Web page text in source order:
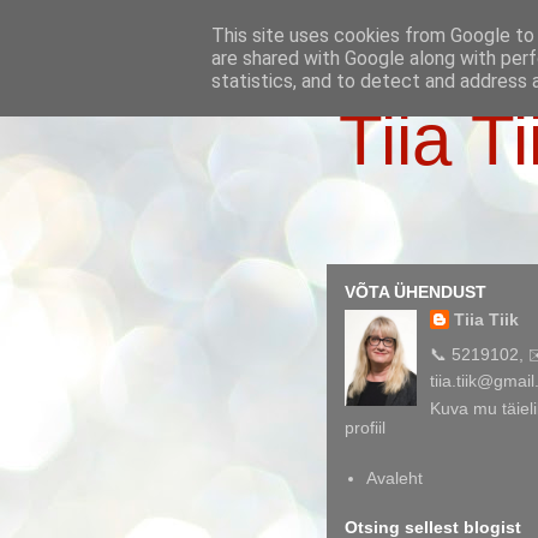
Tiia
VÕTA ÜHENDUST
Tiia Tiik
📞 5219102,
Kuva mu
profiil
Avaleht
Otsing sellest blogist
This site uses cookies from Google
are shared with Google along with
statistics, and to detect and address